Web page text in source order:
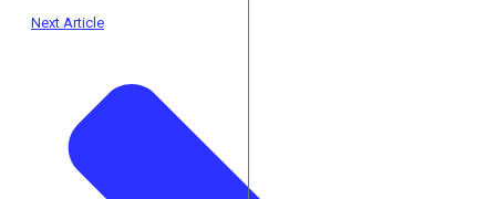
Next Article